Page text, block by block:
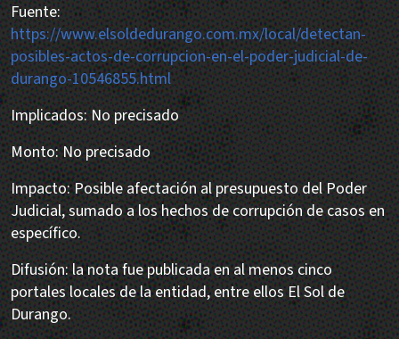
Fuente:
https://www.elsoldedurango.com.mx/local/detectan-
posibles-actos-de-corrupcion-en-el-poder-judicial-de-
durango-10546855.html
Implicados: No precisado
Monto: No precisado
Impacto: Posible afectación al presupuesto del Poder
Judicial, sumado a los hechos de corrupción de casos en
específico.
Difusión: la nota fue publicada en al menos cinco
portales locales de la entidad, entre ellos El Sol de
Durango.